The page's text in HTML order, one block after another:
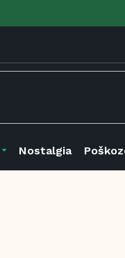
Nostalgia